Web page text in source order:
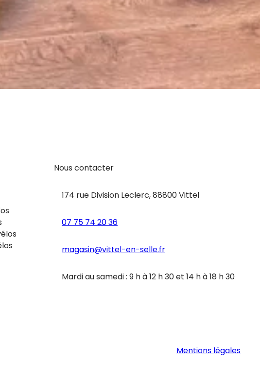
Nous contacter
174 rue Division Leclerc, 88800 Vittel
07 75 74 20 36
magasin@vittel-en-selle.fr
Mardi au samedi : 9 h à 12 h 30 et 14 h à 18 h 30
Mentions légales